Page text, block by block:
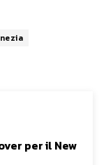
per il New